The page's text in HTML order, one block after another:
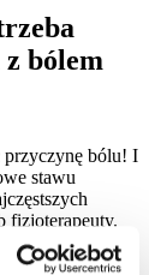
bólem
przyczynę bólu! I
stawu
fizjoterapeuty.
lekarza
z tych